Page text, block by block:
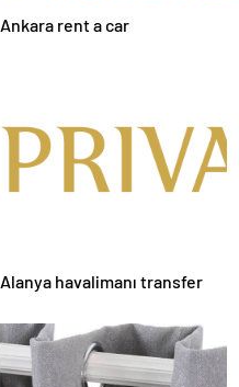
Ankara rent a car
Alanya havalimanı transfer